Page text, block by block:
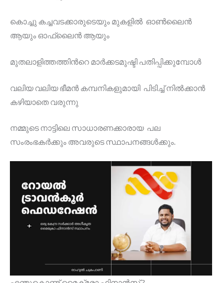
കൊച്ചു കച്ചവടക്കാരുടെയും മുകളിൽ ഓൺലൈൻ
ആയും ഓഫ്‌ലൈൻ ആയും
മുതലാളിത്തത്തിൻറെ മാർക്കടമുഷ്ടി പതിപ്പിക്കുമ്പോൾ
വലിയ വലിയ ഭീമൻ കമ്പനികളുമായി പിടിച്ച് നിൽക്കാൻ
കഴിയാതെ വരുന്നു
നമ്മുടെ നാട്ടിലെ സാധാരണക്കാരായ പല
സംരംഭകർക്കും അവരുടെ സ്ഥാപനങ്ങൾക്കും.